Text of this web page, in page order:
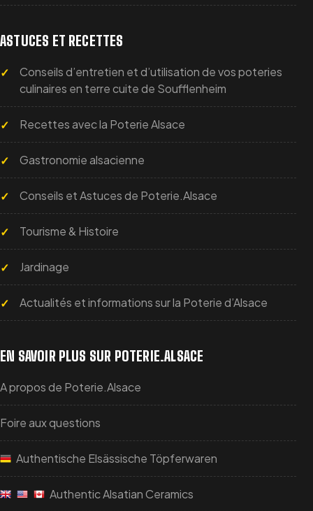
ASTUCES ET RECETTES
Conseils d’entretien et d’utilisation de vos poteries
culinaires en terre cuite de Soufflenheim
Recettes avec la Poterie Alsace
Gastronomie alsacienne
Conseils et Astuces de Poterie.Alsace
Tourisme & Histoire
Jardinage
Actualités et informations sur la Poterie d’Alsace
EN SAVOIR PLUS SUR POTERIE.ALSACE
A propos de Poterie.Alsace
Foire aux questions
Authentische Elsässische Töpferwaren
Authentic Alsatian Ceramics